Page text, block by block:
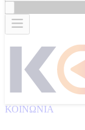
ΚΟΙΝΩΝΙΑ